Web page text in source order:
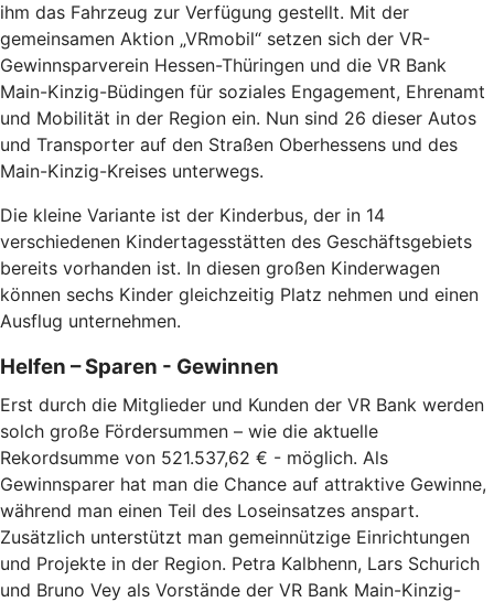
ihm das Fahrzeug zur Verfügung gestellt. Mit der
gemeinsamen Aktion „VRmobil“ setzen sich der VR-
Gewinnsparverein Hessen-Thüringen und die VR Bank
Main-Kinzig-Büdingen für soziales Engagement, Ehrenamt
und Mobilität in der Region ein. Nun sind 26 dieser Autos
und Transporter auf den Straßen Oberhessens und des
Main-Kinzig-Kreises unterwegs.
Die kleine Variante ist der Kinderbus, der in 14
verschiedenen Kindertagesstätten des Geschäftsgebiets
bereits vorhanden ist. In diesen großen Kinderwagen
können sechs Kinder gleichzeitig Platz nehmen und einen
Ausflug unternehmen.
Helfen – Sparen - Gewinnen
Erst durch die Mitglieder und Kunden der VR Bank werden
solch große Fördersummen – wie die aktuelle
Rekordsumme von 521.537,62 € - möglich. Als
Gewinnsparer hat man die Chance auf attraktive Gewinne,
während man einen Teil des Loseinsatzes anspart.
Zusätzlich unterstützt man gemeinnützige Einrichtungen
und Projekte in der Region. Petra Kalbhenn, Lars Schurich
und Bruno Vey als Vorstände der VR Bank Main-Kinzig-